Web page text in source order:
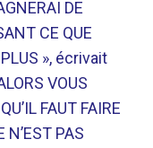
DE
CE QUE
», écrivait
VOUS
FAUT FAIRE
N’EST PAS